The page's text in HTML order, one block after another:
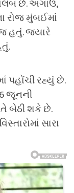
છે. અગાઉ,
રોજ મુંબઈમાં
હતું. જ્યારે
પહોંચી રહ્યું છે.
જૂનની
બેઠી શકે છે.
સારા